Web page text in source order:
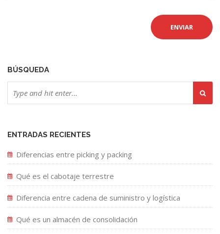
BÚSQUEDA
ENTRADAS RECIENTES
Diferencias entre picking y packing
Qué es el cabotaje terrestre
Diferencia entre cadena de suministro y logística
Qué es un almacén de consolidación